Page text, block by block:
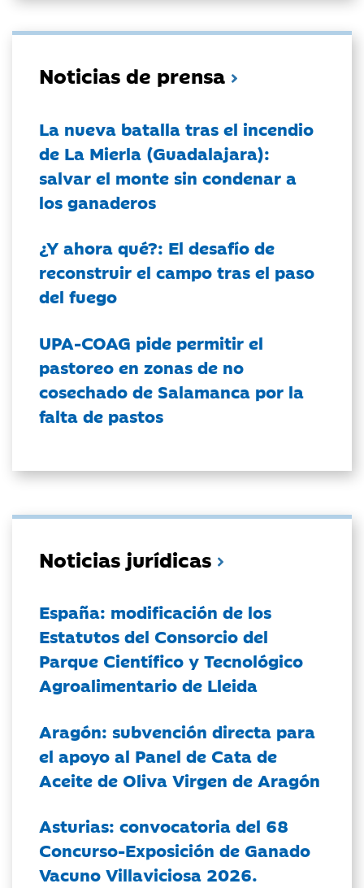
Noticias de prensa
La nueva batalla tras el incendio
de La Mierla (Guadalajara):
salvar el monte sin condenar a
los ganaderos
¿Y ahora qué?: El desafío de
reconstruir el campo tras el paso
del fuego
UPA-COAG pide permitir el
pastoreo en zonas de no
cosechado de Salamanca por la
falta de pastos
Noticias jurídicas
España: modificación de los
Estatutos del Consorcio del
Parque Científico y Tecnológico
Agroalimentario de Lleida
Aragón: subvención directa para
el apoyo al Panel de Cata de
Aceite de Oliva Virgen de Aragón
Asturias: convocatoria del 68
Concurso-Exposición de Ganado
Vacuno Villaviciosa 2026.